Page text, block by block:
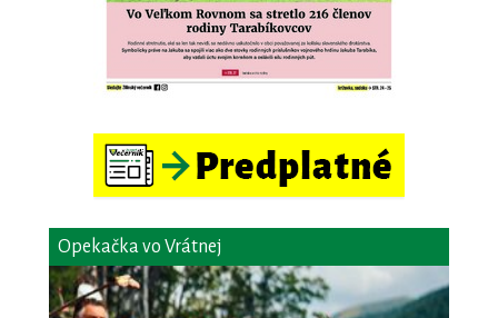
Opekačka vo Vrátnej